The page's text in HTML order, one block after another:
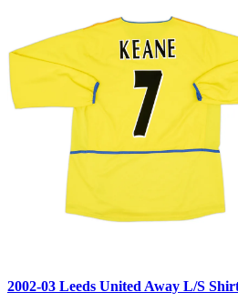
2002-03 Leeds United Away L/S